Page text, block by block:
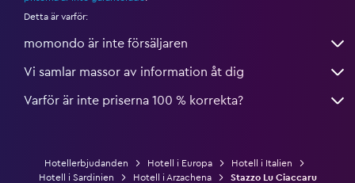
Detta är varför:
momondo är inte försäljaren
Vi samlar massor av information åt dig
Varför är inte priserna 100 % korrekta?
Hotellerbjudanden Hotell i Europa
Hotell i Italien
Hotell i Sardinien
Hotell i Arzachena Stazzo Lu Ciaccaru